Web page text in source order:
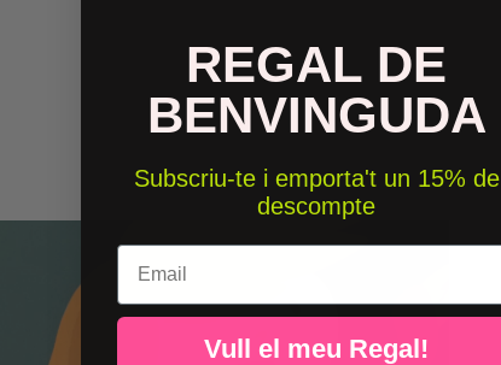
REGAL DE
BENVINGUDA
Subscriu-te i emporta't un 15% de
descompte
Email
Vull el meu Regal!